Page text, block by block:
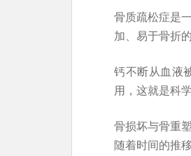
骨质疏松症是
加、易于骨折
钙不断从血液
用，这就是科
骨损坏与骨重
随着时间的推